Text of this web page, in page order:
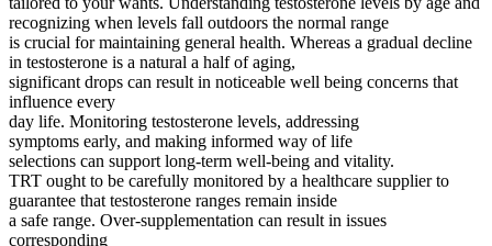
recognizing when levels fall outdoors the normal range
is crucial for maintaining general health. Whereas a gradual decline
in testosterone is a natural a half of aging,
significant drops can result in noticeable well being concerns that
influence every
day life. Monitoring testosterone levels, addressing
symptoms early, and making informed way of life
selections can support long-term well-being and vitality.
TRT ought to be carefully monitored by a healthcare supplier to
guarantee that testosterone ranges remain inside
a safe range. Over-supplementation can result in issues
corresponding